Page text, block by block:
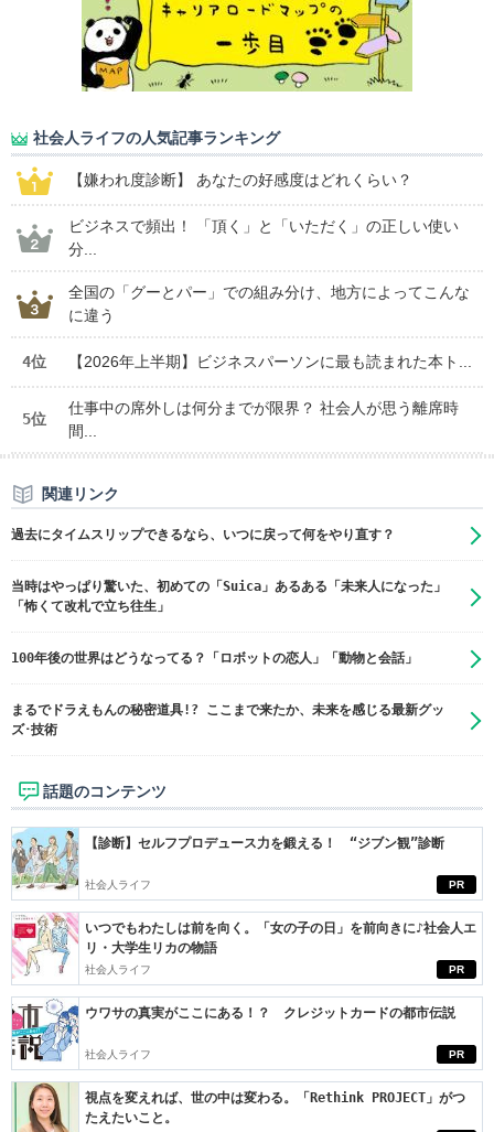
社会人ライフの人気記事ランキング
【嫌われ度診断】 あなたの好感度はどれくらい？
ビジネスで頻出！ 「頂く」と「いただく」の正しい使い
分...
全国の「グーとパー」での組み分け、地方によってこんな
に違う
4位 【2026年上半期】ビジネスパーソンに最も読まれた本ト...
5位
仕事中の席外しは何分までが限界？ 社会人が思う離席時
間...
関連リンク
過去にタイムスリップできるなら、いつに戻って何をやり直す？
当時はやっぱり驚いた、初めての「Suica」あるある「未来人になった」
「怖くて改札で立ち往生」
100年後の世界はどうなってる？「ロボットの恋人」「動物と会話」
まるでドラえもんの秘密道具!? ここまで来たか、未来を感じる最新グッ
ズ･技術
話題のコンテンツ
PR
【診断】セルフプロデュース力を鍛える！ “ジブン観”診断
社会人ライフ
PR
いつでもわたしは前を向く。「女の子の日」を前向きに♪社会人エ
リ・大学生リカの物語
社会人ライフ
PR
ウワサの真実がここにある！？ クレジットカードの都市伝説
社会人ライフ
視点を変えれば、世の中は変わる。「Rethink PROJECT」がつ
たえたいこと。